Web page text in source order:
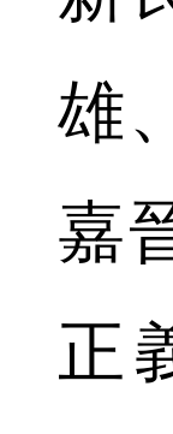
雄
嘉
正